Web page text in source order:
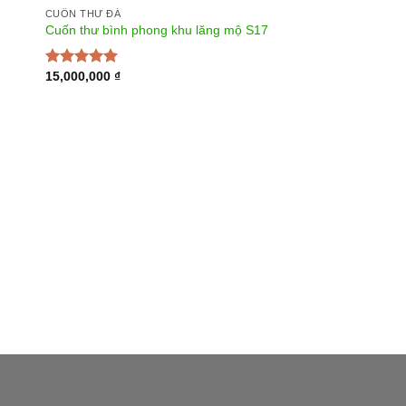
CUỐN THƯ ĐÁ
Cuốn thư bình phong khu lăng mộ S17
Được xếp
15,000,000 ₫